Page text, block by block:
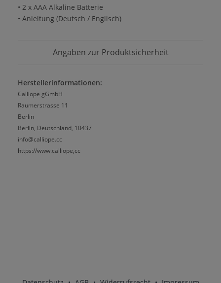
• 2 x AAA Alkaline Batterie
• Anleitung (Deutsch / Englisch)
Angaben zur Produktsicherheit
Herstellerinformationen:
Calliope gGmbH
Raumerstrasse 11
Berlin
Berlin, Deutschland, 10437
info@calliope.cc
https://www.calliope,cc